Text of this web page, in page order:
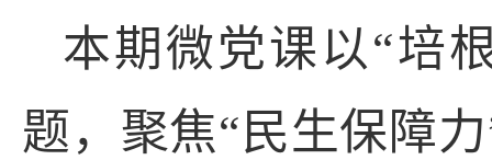
本期微党课以“培
题，聚焦“ 民生保障力